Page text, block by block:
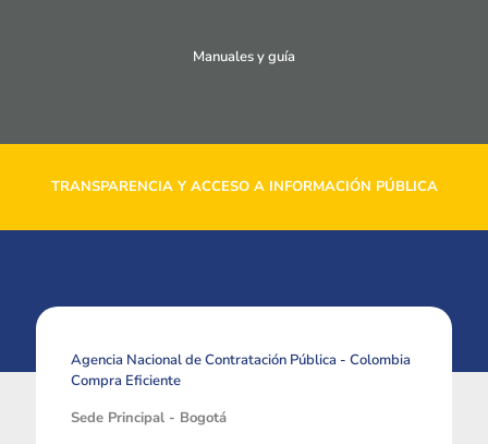
Manuales y guía
TRANSPARENCIA Y ACCESO A INFORMACIÓN PÚBLICA
Agencia Nacional de Contratación Pública - Colombia
Compra Eficiente
Sede Principal - Bogotá